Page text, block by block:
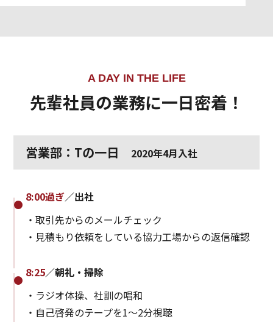
A DAY IN THE LIFE
先輩社員の業務に一日密着！
営業部：Tの一日 2020年4月入社
8:00過ぎ／出社
・取引先からのメールチェック
・見積もり依頼をしている協力工場からの返信確認
8:25／朝礼・掃除
・ラジオ体操、社訓の唱和
・自己啓発のテープを1～2分視聴